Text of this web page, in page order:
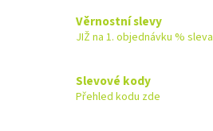
á
Věrnostní slevy
JIŽ na 1. objednávku % sleva
Slevové kody
Přehled kodu zde